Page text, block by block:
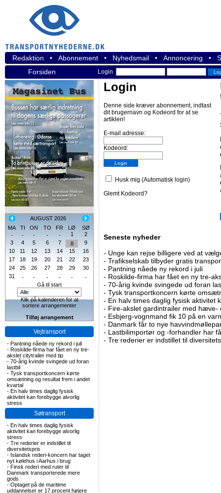
Redaktion • Abonnement • Nyhedsmail • Annoncering •
Forsiden
Login
AUGUST 2026
MA
TI ON TO FR LØ
SØ
-
- - - - 1
2
3
4 5 6 7 8
9
10
11 12 13 14 15
16
17
18 19 20 21 22
23
24
25 26 27 28 29
30
31
- - - - -
-
Gå til start
Klik på kalenderen for at
sortere arrangementer
Tilføj arrangement
Vejtransport
- Pantning nåede ny rekord i juli
- Roskilde-firma har fået en ny tre-
akslet citytrailer med tip
- 70-årig kvinde svingede ud foran
lastbil
- Tysk transportkoncern kørte
omsætning og resultat frem i andet
kvartal
- En halv times daglig fysisk
aktivitet kan forebygge alvorlig
stress
Søtransport
- En halv times daglig fysisk
aktivitet kan forebygge alvorlig
stress
- Tre rederier er indstillet til
diversitetspris
- Islandsk rederi-koncern har taget
nyt kølehus i Aarhus i brug
- Finsk rederi med ruter til
Danmark transporterede mere
gods
- Optaget på de maritime
uddannelser er 17 procent højere
Login
Denne side kræver abonnement, indtast
dit brugernavn og Kodeord for at se
artiklen!
E-mail adresse:
Kodeord:
Husk mig (Automatisk login)
Glemt Kodeord?
Seneste nyheder
- Unge kan rejse billigere ved at
- Trafikselskab tilbyder gratis
- Pantning nåede ny rekord i juli
- Roskilde-firma har fået en ny tre-
- 70-årig kvinde svingede ud foran
- Tysk transportkoncern kørte
- En halv times daglig fysisk aktivitet
- Fire-akslet gardintrailer med hæve-
- Esbjerg-vognmand fik 10 på en
- Danmark får to nye
- Lastbilimportør og -forhandler har
- Tre rederier er indstillet til